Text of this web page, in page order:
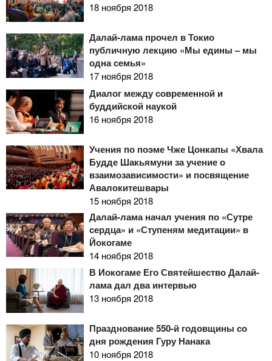
18 ноября 2018
Далай-лама прочел в Токио
публичную лекцию «Мы едины – мы
одна семья»
17 ноября 2018
Диалог между современной и
буддийской наукой
16 ноября 2018
Учения по поэме Чже Цонкапы «Хвала
Будде Шакьямуни за учение о
взаимозависимости» и посвящение
Авалокитешвары
15 ноября 2018
Далай-лама начал учения по «Сутре
сердца» и «Ступеням медитации» в
Йокогаме
14 ноября 2018
В Йокогаме Его Святейшество Далай-
лама дал два интервью
13 ноября 2018
Празднование 550-й годовщины со
дня рождения Гуру Нанака
10 ноября 2018